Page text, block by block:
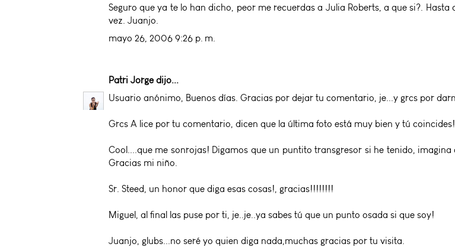
Seguro que ya te lo han dicho, peor me recuerdas a Julia Roberts, a que si?.
vez. Juanjo.
mayo 26, 2006 9:26 p. m.
Patri Jorgedijo...
Usuario anónimo, Buenos días. Gracias por dejar tu comentario, je...y grcs por
Grcs A lice por tu comentario, dicen que la última foto está muy bien y tú
Cool....que me sonrojas! Digamos que un puntito transgresor si he tenido,
Gracias mi niño.
Sr. Steed, un honor que diga esas cosas!, gracias!!!!!!!!
Miguel, al final las puse por ti, je..je..ya sabes tú que un punto osada si que soy!
Juanjo, glubs...no seré yo quien diga nada,muchas gracias por tu visita.